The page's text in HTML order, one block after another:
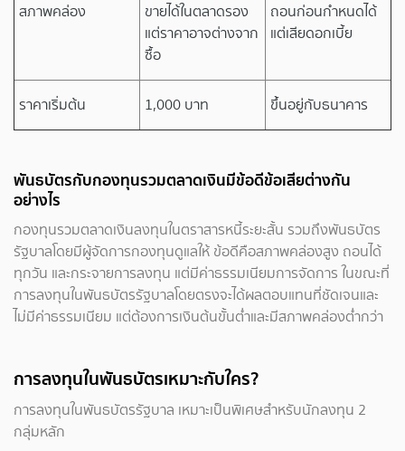
สภาพคล่อง
ขายได้ในตลาดรอง
แต่ราคาอาจต่างจาก
ซื้อ
ถอนก่อนกำหนดได้
แต่เสียดอกเบี้ย
ราคาเริ่มต้น 1,000 บาท ขึ้นอยู่กับธนาคาร
พันธบัตรกับกองทุนรวมตลาดเงินมีข้อดีข้อเสียต่างกัน
อย่างไร
กองทุนรวมตลาดเงินลงทุนในตราสารหนี้ระยะสั้น รวมถึงพันธบัตร
รัฐบาลโดยมีผู้จัดการกองทุนดูแลให้ ข้อดีคือสภาพคล่องสูง ถอนได้
ทุกวัน และกระจายการลงทุน แต่มีค่าธรรมเนียมการจัดการ ในขณะที่
การลงทุนในพันธบัตรรัฐบาลโดยตรงจะได้ผลตอบแทนที่ชัดเจนและ
ไม่มีค่าธรรมเนียม แต่ต้องการเงินต้นขั้นต่ำและมีสภาพคล่องต่ำกว่า
การลงทุนในพันธบัตรเหมาะกับใคร?
การลงทุนในพันธบัตรรัฐบาล เหมาะเป็นพิเศษสำหรับนักลงทุน 2
กลุ่มหลัก